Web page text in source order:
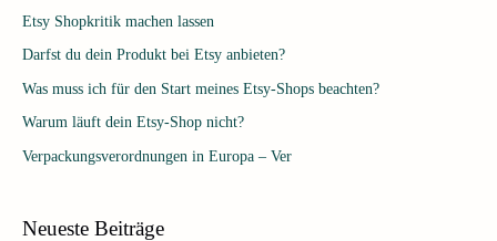
Etsy Shopkritik machen lassen
Darfst du dein Produkt bei Etsy anbieten?
Was muss ich für den Start meines Etsy-Shops beachten?
Warum läuft dein Etsy-Shop nicht?
Verpackungsverordnungen in Europa – Ver
Neueste Beiträge